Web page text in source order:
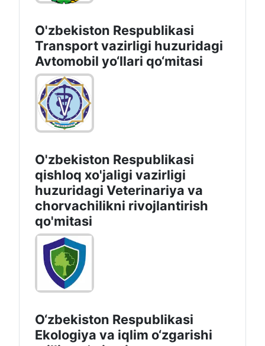
O'zbekiston Respublikasi
Transport vazirligi huzuridagi
Avtomobil yo‘llari qo‘mitasi
O'zbekiston Respublikasi
qishloq xo'jaligi vazirligi
huzuridagi Veterinariya va
chorvachilikni rivojlantirish
qo'mitasi
O‘zbekiston Respublikasi
Ekologiya va iqlim o‘zgarishi